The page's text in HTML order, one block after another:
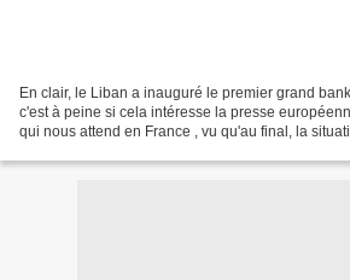
En clair, le Liban a inauguré le premier grand
c'est à peine si cela intéresse la presse
qui nous attend en France , vu qu'au final, la